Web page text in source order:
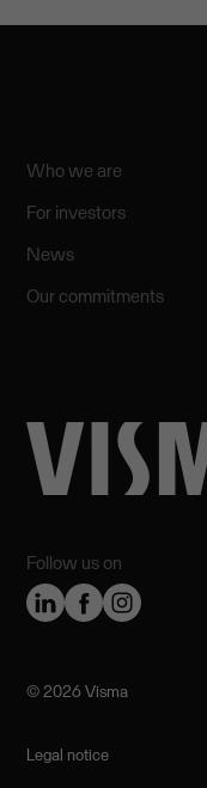
Follow us on
Who we are
For investors
News
Our commitments
©️ 2026 Visma
Legal notice